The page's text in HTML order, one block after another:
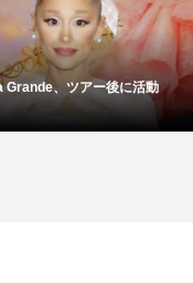
Grande、ツアー後に活動